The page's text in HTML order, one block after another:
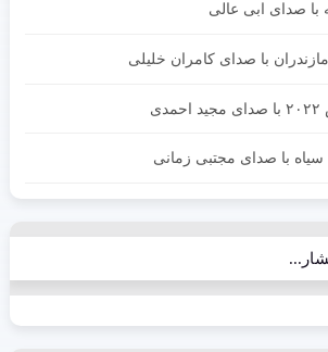
با صدای ابی عالی
با صدای کامران خلیلی
با صدای مجتبی زمانی